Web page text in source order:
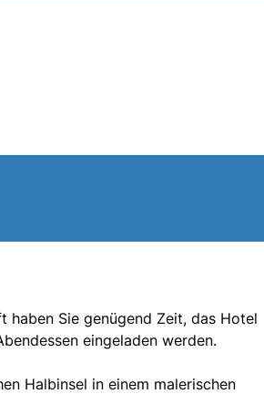
haben Sie genügend Zeit, das Hotel
eingeladen werden.
Halbinsel in einem malerischen